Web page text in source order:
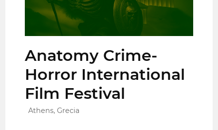
Anatomy Crime-
Horror International
Film Festival
Athens, Grecia